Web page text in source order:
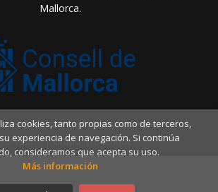
Mallorca.
Drac Màgic. Todos los Derechos
|Grupo Trevenque
cookies, tanto propias como de terceros,
experiencia de navegación. Si continúa
consideramos que acepta su uso.
Más información